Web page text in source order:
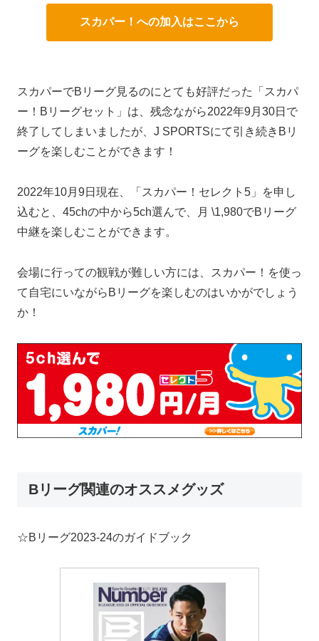
スカパー！への加入はここから
スカパーでBリーグ見るのにとても好評だった「スカパ
ー！Bリーグセット」は、残念ながら2022年9月30日で
終了してしまいましたが、J SPORTSにて引き続きBリ
ーグを楽しむことができます！
2022年10月9日現在、「スカパー！セレクト5」を申し
込むと、45chの中から5ch選んで、月 \1,980でBリーグ
中継を楽しむことができます。
会場に行っての観戦が難しい方には、スカパー！を使っ
て自宅にいながらBリーグを楽しむのはいかがでしょう
か！
Bリーグ関連のオススメグッズ
☆Bリーグ2023-24のガイドブック